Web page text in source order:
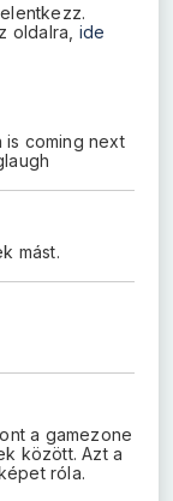
oldalra, ide
coming next
mást.
a gamezone
között. Azt a
róla.